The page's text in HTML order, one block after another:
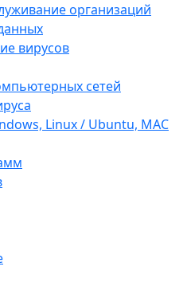
организаций
вирусов
сетей
Linux / Ubuntu, МАС